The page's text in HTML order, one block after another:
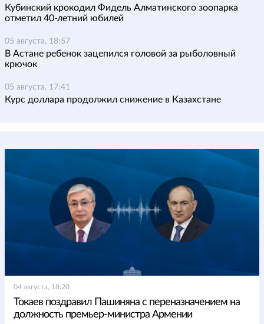
Кубинский крокодил Фидель Алматинского зоопарка
отметил 40-летний юбилей
05 августа, 18:57
В Астане ребенок зацепился головой за рыболовный
крючок
05 августа, 17:41
Курс доллара продолжил снижение в Казахстане
04 августа, 18:20
Токаев поздравил Пашиняна с переназначением на
должность премьер-министра Армении